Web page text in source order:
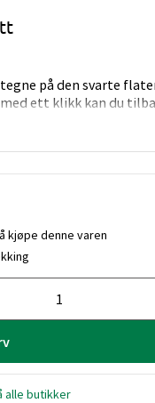
på den svarte
ett klikk kan du
fargebrettet har en
enkelt henges opp
kjøpe denne varen
alle butikker